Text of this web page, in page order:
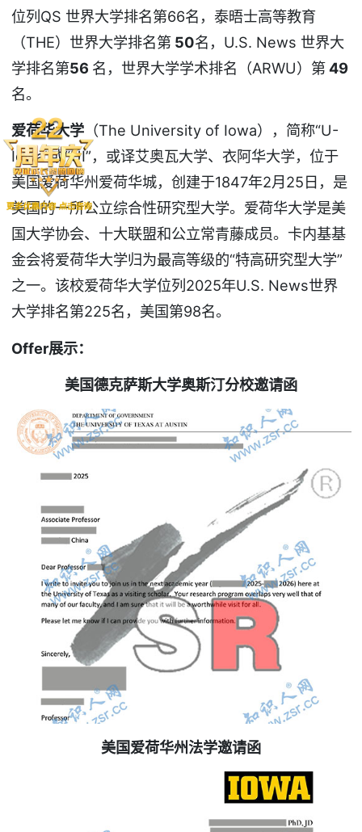
位列QS 世界大学排名第66名，泰晤士高等教育
（THE）世界大学排名第50名，U.S. News 世界大
学排名第56 名，世界大学学术排名（ARWU）第49
名。
爱荷华大学（The University of Iowa），简称“U-
Iowa”或“UI”，或译艾奥瓦大学、衣阿华大学，位于
美国爱荷华州爱荷华城，创建于1847年2月25日，是
美国的一所公立综合性研究型大学。爱荷华大学是美
国大学协会、十大联盟和公立常青藤成员。卡内基基
金会将爱荷华大学归为最高等级的“特高研究型大学”
之一。该校爱荷华大学位列2025年U.S. News世界
大学排名第225名，美国第98名。
Offer展示：
美国德克萨斯大学奥斯汀分校邀请函
美国爱荷华州法学邀请函